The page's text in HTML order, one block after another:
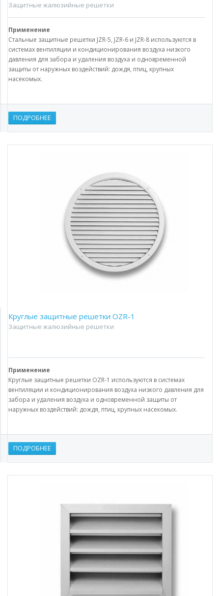
Защитные жалюзийные решетки
Применение
Стальные защитные решетки JZR-5, JZR-6 и JZR-8 используются в
системах вентиляции и кондиционирования воздуха низкого
давления для забора и удаления воздуха и одновременной
защиты от наружных воздействий: дождя, птиц, крупных
насекомых.
ПОДРОБНЕЕ
Круглые защитные решетки OZR-1
Защитные жалюзийные решетки
Применение
Круглые защитные решетки OZR-1 используются в системах
вентиляции и кондиционирования воздуха низкого давления для
забора и удаления воздуха и одновременной защиты от
наружных воздействий: дождя, птиц, крупных насекомых.
ПОДРОБНЕЕ